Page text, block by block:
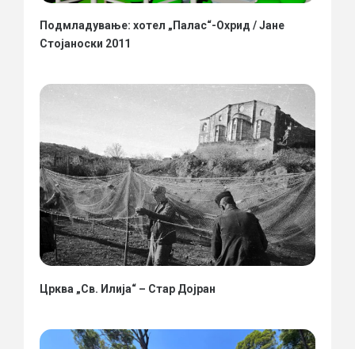
Подмладување: хотел „Палас“-Охрид / Јане
Стојаноски 2011
Црква „Св. Илија“ – Стар Дојран